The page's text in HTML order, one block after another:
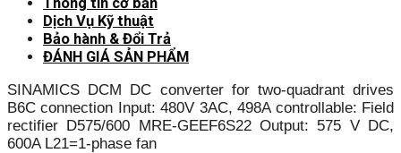
Dịch Vụ Kỹ thuật
Bảo hành & Đổi Trả
ĐÁNH GIÁ SẢN PHẨM
SINAMICS DCM DC converter for two-quadrant drives
B6C connection Input: 480V 3AC, 498A controllable: Field
rectifier D575/600 MRE-GEEF6S22 Output: 575 V DC,
600A L21=1-phase fan